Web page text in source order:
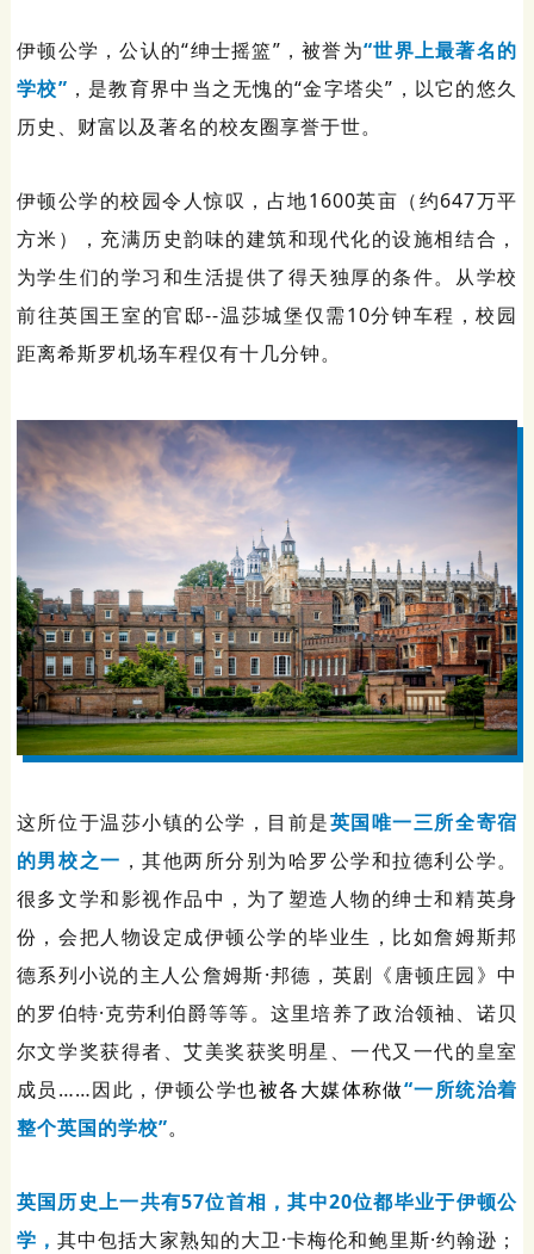
伊顿公学，公认的“绅士摇篮”，被誉为“世界上最著名的
学校” ，是教育界中当之无愧的“金字塔尖”，以它的悠久
历史、财富以及著名的校友圈享誉于世。
伊顿公学的校园令人惊叹，占地1600英亩（约647万平
方米），充满历史韵味的建筑和现代化的设施相结合，
为学生们的学习和生活提供了得天独厚的条件。从学校
前往英国王室的官邸--温莎城堡仅需10分钟车程，校园
距离希斯罗机场车程仅有十几分钟。
这所位于温莎小镇的公学，目前是英国唯一三所全寄宿
的男校之一 ，其他两所分别为哈罗公学和拉德利公学。
很多文学和影视作品中，为了塑造人物的绅士和精英身
份，会把人物设定成伊顿公学的毕业生，比如詹姆斯邦
德系列小说的主人公詹姆斯·邦德，英剧《唐顿庄园》中
的罗伯特·克劳利伯爵等等。这里培养了政治领袖、诺贝
尔文学奖获得者、艾美奖获奖明星、一代又一代的皇室
成员……因此，伊顿公学也被各大媒体称做“一所统治着
整个英国的学校”。
英国历史上一共有57位首相，其中20位都毕业于伊顿公
学，其中包括大家熟知的大卫·卡梅伦和鲍里斯·约翰逊；